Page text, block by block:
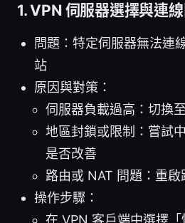
1. VPN 伺服器選擇與連
問題：特定伺服器無法連
站
原因與對策：
伺服器負載過高：切換
地區封鎖或限制：嘗試
是否改善
路由或 NAT 問題：重
操作步驟：
在 VPN 客戶端中選擇